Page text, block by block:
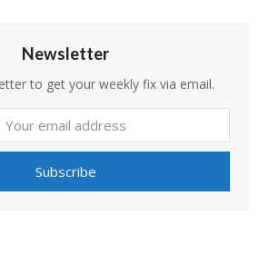
Newsletter
to get your weekly fix via email.
Subscribe